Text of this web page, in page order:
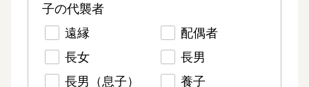
子の代襲者
遠縁
配偶者
長女
長男
長男（息子）
養子